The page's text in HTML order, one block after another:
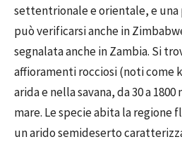
settentrionale e orientale, e
può verificarsi anche in
segnalata anche in Zambia. Si
affioramenti rocciosi (noti come
arida e nella savana, da 30 a
mare. Le specie abita la regione
un arido semideserto